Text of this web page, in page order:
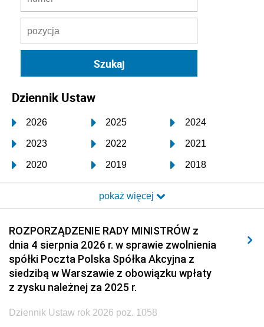
Dziennik Ustaw
2026 2025 2024
2023 2022 2021
2020 2019 2018
2017 2016 2015
2014 2013 2012
2011 2010 2009
2008 2007 2006
2005 2004 2003
2002 2001
1999 1998
pokaż więcej
ROZPORZĄDZENIE RADY MINISTRÓW z
dnia 4 sierpnia 2026 r. w sprawie zwolnienia
spółki Poczta Polska Spółka Akcyjna z
siedzibą w Warszawie z obowiązku wpłaty
z zysku należnej za 2025 r.
Dziennik Ustaw rok 2026 poz. 1058